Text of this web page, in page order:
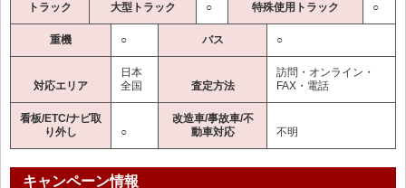
トラック 大型トラック ○ 特殊使用トラック ○
重機 ○ バス ○
対応エリア
日本
全国
査定方法
訪問・オンライン・
FAX・電話
看板/ETC/ナビ取
り外し
○
改造車/事故車/不
動車対応
不明
キャンペーン情報